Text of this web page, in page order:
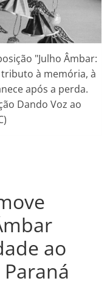
"Julho Âmbar:
à memória, à
após a perda.
Dando Voz ao
ao